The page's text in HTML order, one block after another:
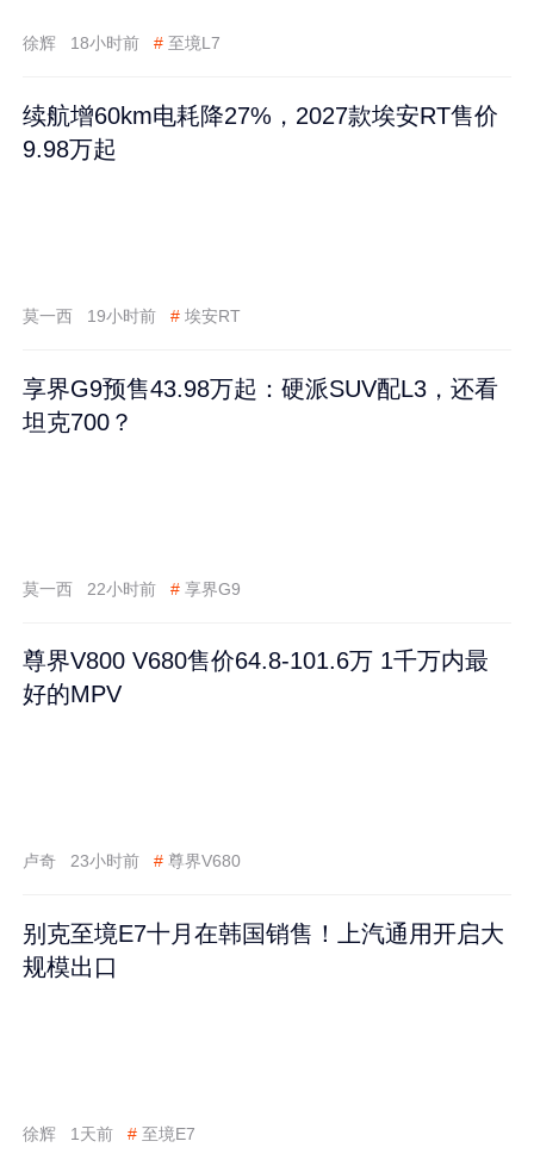
徐辉 18小时前 # 至境L7
续航增60km电耗降27%，2027款埃安RT售价
9.98万起
莫一西 19小时前 # 埃安RT
享界G9预售43.98万起：硬派SUV配L3，还看
坦克700？
莫一西 22小时前 # 享界G9
尊界V800 V680售价64.8-101.6万 1千万内最
好的MPV
卢奇 23小时前 # 尊界V680
别克至境E7十月在韩国销售！上汽通用开启大
规模出口
徐辉 1天前 # 至境E7